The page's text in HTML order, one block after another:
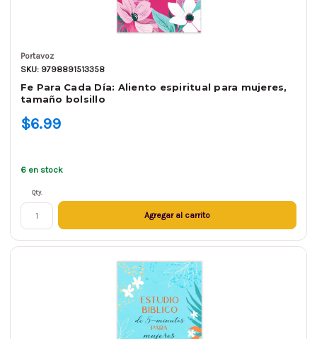
Portavoz
SKU: 9798891513358
Fe Para Cada Día: Aliento espiritual para mujeres,
tamaño bolsillo
$6.99
6 en stock
Qty.
Agregar al carrito